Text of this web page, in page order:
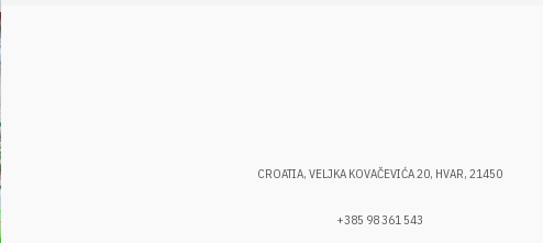
CROATIA, VELJKA KOVAČEVIĆA 20, HVAR, 21450
+385 98 361 543